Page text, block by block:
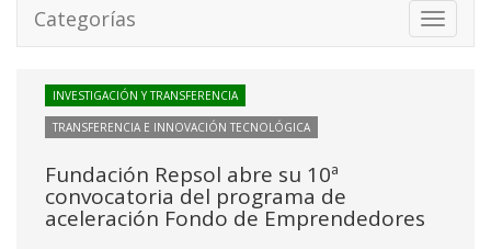
Toggle
Categorías
INVESTIGACIÓN Y TRANSFERENCIA
TRANSFERENCIA E INNOVACIÓN TECNOLÓGICA
Fundación Repsol abre su 10ª
convocatoria del programa de
aceleración Fondo de Emprendedores